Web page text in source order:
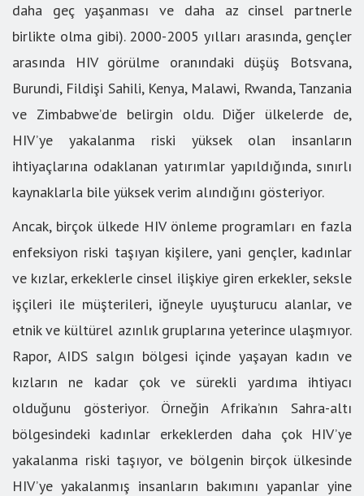
daha geç yaşanması ve daha az cinsel partnerle
birlikte olma gibi). 2000-2005 yılları arasında, gençler
arasında HIV görülme oranındaki düşüş Botsvana,
Burundi, Fildişi Sahili, Kenya, Malawi, Rwanda, Tanzania
ve Zimbabwe’de belirgin oldu. Diğer ülkelerde de,
HIV’ye yakalanma riski yüksek olan insanların
ihtiyaçlarına odaklanan yatırımlar yapıldığında, sınırlı
kaynaklarla bile yüksek verim alındığını gösteriyor.
Ancak, birçok ülkede HIV önleme programları en fazla
enfeksiyon riski taşıyan kişilere, yani gençler, kadınlar
ve kızlar, erkeklerle cinsel ilişkiye giren erkekler, seksle
işçileri ile müşterileri, iğneyle uyuşturucu alanlar, ve
etnik ve kültürel azınlık gruplarına yeterince ulaşmıyor.
Rapor, AIDS salgın bölgesi içinde yaşayan kadın ve
kızların ne kadar çok ve sürekli yardıma ihtiyacı
olduğunu gösteriyor. Örneğin Afrika’nın Sahra-altı
bölgesindeki kadınlar erkeklerden daha çok HIV’ye
yakalanma riski taşıyor, ve bölgenin birçok ülkesinde
HIV’ye yakalanmış insanların bakımını yapanlar yine